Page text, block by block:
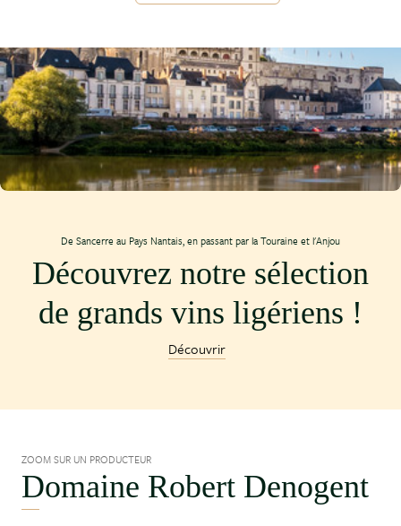
De Sancerre au Pays Nantais, en passant par la Touraine et l'Anjou
Découvrez notre sélection
de grands vins ligériens !
Découvrir
ZOOM SUR UN PRODUCTEUR
Domaine Robert Denogent